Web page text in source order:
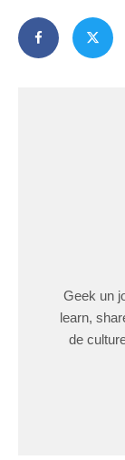
Geek un
learn,
de